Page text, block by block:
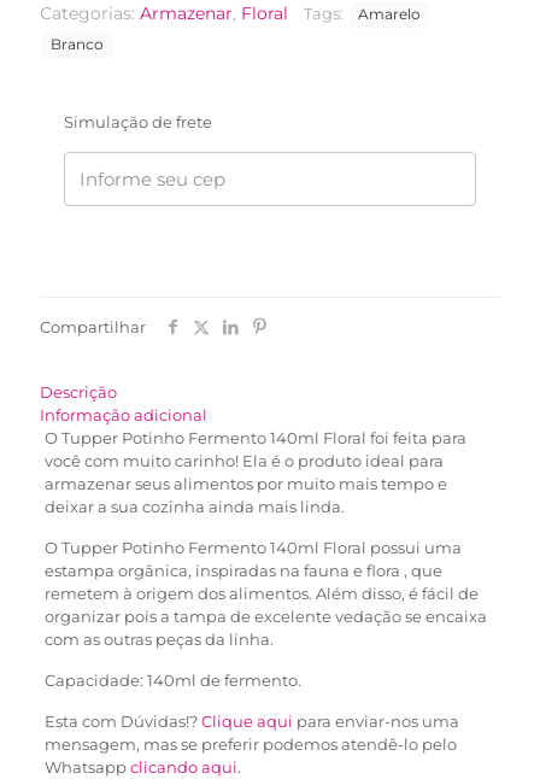
Categorias: Armazenar, Floral Tags:
Amarelo
Branco
Simulação de frete
Compartilhar
Descrição
Informação adicional
O Tupper Potinho Fermento 140ml Floral foi feita para
você com muito carinho! Ela é o produto ideal para
armazenar seus alimentos por muito mais tempo e
deixar a sua cozinha ainda mais linda.
O Tupper Potinho Fermento 140ml Floral possui uma
estampa orgânica, inspiradas na fauna e flora , que
remetem à origem dos alimentos. Além disso, é fácil de
organizar pois a tampa de excelente vedação se encaixa
com as outras peças da linha.
Capacidade: 140ml de fermento.
Esta com Dúvidas!?Clique aqui para enviar-nos uma
mensagem, mas se preferir podemos atendê-lo pelo
Whatsappclicando aqui.